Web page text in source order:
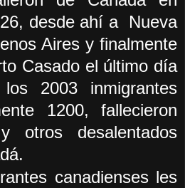
desde ahí a
Nueva
Aires y finalmente
Casado el último día
2003 inmigrantes
1200, fallecieron
otros desalentados
canadienses les